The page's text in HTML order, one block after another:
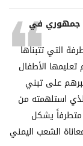
جمهوري في
التي تتبناها
الأطفال
على تبني
استلهمته من
متطرفاً يشكل
الشعب اليمني